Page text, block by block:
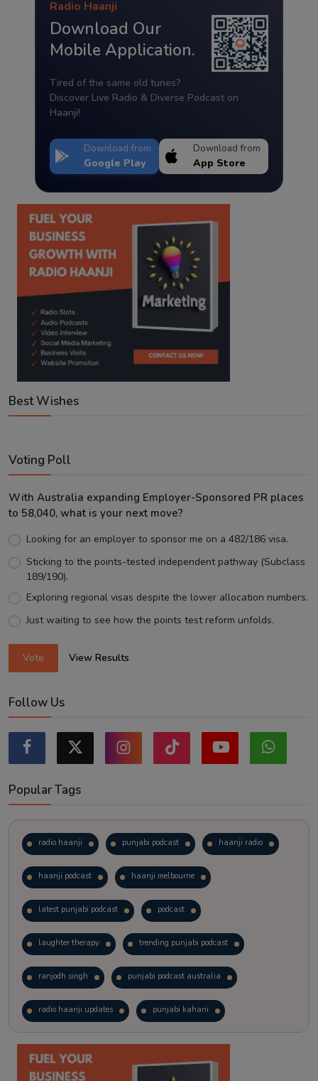
Radio Haanji
Download Our
Mobile Application.
Tired of the same old tunes?
Discover Live Radio & Diverse Podcast on
Haanji!
Download from
Google Play
Download from
App Store
Best Wishes
Voting Poll
With Australia expanding Employer-Sponsored PR places
to 58,040, what is your next move?
Looking for an employer to sponsor me on a 482/186 visa.
Sticking to the points-tested independent pathway (Subclass
189/190).
Exploring regional visas despite the lower allocation numbers.
Just waiting to see how the points test reform unfolds.
Vote View Results
Follow Us
Popular Tags
radio haanji punjabi podcast haanji radio
haanji podcast haanji melbourne
latest punjabi podcast podcast
laughter therapy trending punjabi podcast
ranjodh singh punjabi podcast australia
radio haanji updates punjabi kahani
kitaab kahani punjabi story